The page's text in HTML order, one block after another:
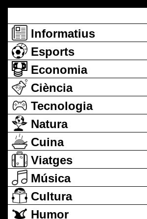
Informatius
Esports
Economia
Ciència
Tecnologia
Natura
Cuina
Viatges
Música
Cultura
Humor